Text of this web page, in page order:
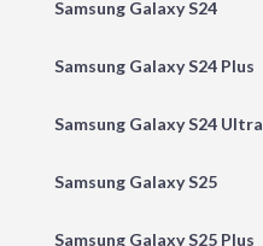
Samsung Galaxy S24
Samsung Galaxy S24 Plus
Samsung Galaxy S24 Ultra
Samsung Galaxy S25
Samsung Galaxy S25 Plus